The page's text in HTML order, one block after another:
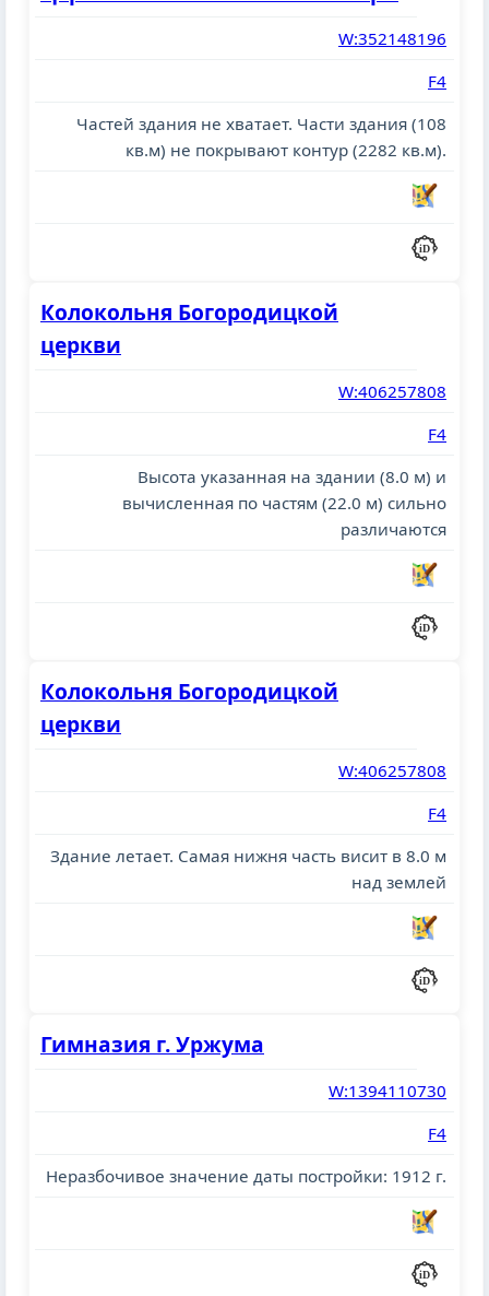
W:352148196
F4
Частей здания не хватает. Части здания (108
кв.м) не покрывают контур (2282 кв.м).
Колокольня Богородицкой
церкви
W:406257808
F4
Высота указанная на здании (8.0 м) и
вычисленная по частям (22.0 м) сильно
различаются
Колокольня Богородицкой
церкви
W:406257808
F4
Здание летает. Cамая нижня часть висит в 8.0 м
над землей
Гимназия г. Уржума
W:1394110730
F4
Неразбочивое значение даты постройки: 1912 г.